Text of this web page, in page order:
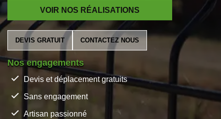
VOIR NOS RÉALISATIONS
DEVIS GRATUIT CONTACTEZ NOUS
Nos engagements
Devis et déplacement gratuits
Sans engagement
Artisan passionné